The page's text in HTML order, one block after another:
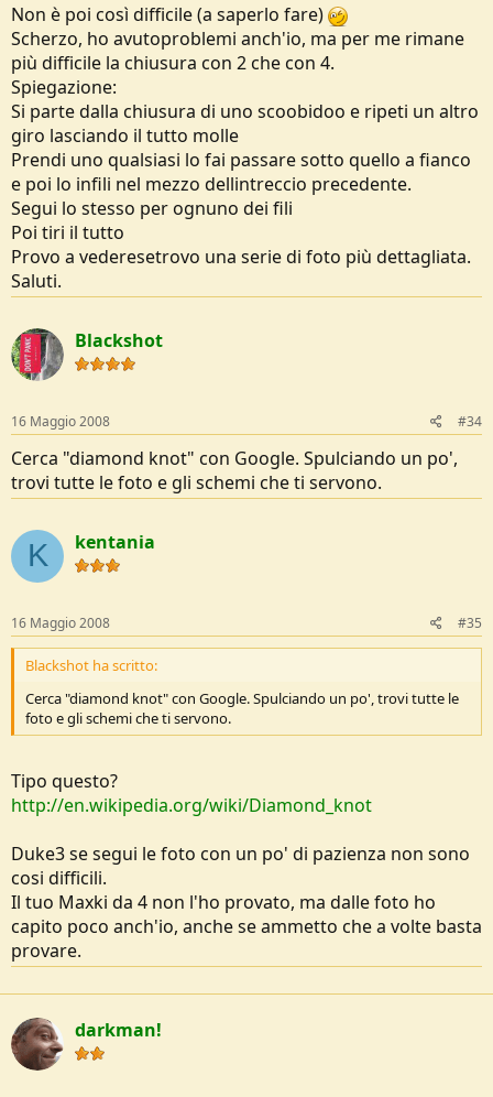
Non è poi così difficile (a saperlo fare)
Scherzo, ho avutoproblemi anch'io, ma per me rimane
più difficile la chiusura con 2 che con 4.
Spiegazione:
Si parte dalla chiusura di uno scoobidoo e ripeti un altro
giro lasciando il tutto molle
Prendi uno qualsiasi lo fai passare sotto quello a fianco
e poi lo infili nel mezzo dellintreccio precedente.
Segui lo stesso per ognuno dei fili
Poi tiri il tutto
Provo a vederesetrovo una serie di foto più dettagliata.
Saluti.
Blackshot
16 Maggio 2008 #34
Cerca "diamond knot" con Google. Spulciando un po',
trovi tutte le foto e gli schemi che ti servono.
K kentania
16 Maggio 2008 #35
Blackshot ha scritto:
Cerca "diamond knot" con Google. Spulciando un po', trovi tutte le
foto e gli schemi che ti servono.
Tipo questo?
http://en.wikipedia.org/wiki/Diamond_knot
Duke3 se segui le foto con un po' di pazienza non sono
cosi difficili.
Il tuo Maxki da 4 non l'ho provato, ma dalle foto ho
capito poco anch'io, anche se ammetto che a volte basta
provare.
darkman!